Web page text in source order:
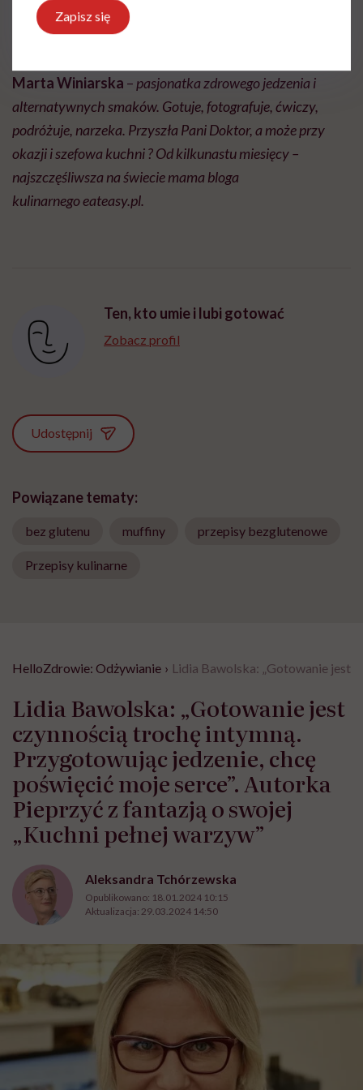
ciastem). Po upieczeniu posypujemy kakao lub cukrem
kokosowym.
Marta Winiarska – pasjonatka zdrowego jedzenia i
alternatywnych smaków. Gotuje, fotografuje, ćwiczy,
podróżuje, narzeka. Przyszła Pani Doktor, a może przy
okazji i szefowa kuchni ? Od kilkunastu miesięcy –
najszczęśliwsza na świecie mama bloga
kulinarnego eateasy.pl.
Ten, kto umie i lubi gotować
Zobacz profil
Udostępnij
Powiązane tematy:
bez glutenu muffiny przepisy bezglutenowe
Przepisy kulinarne
HelloZdrowie: Odżywianie › Lidia Bawolska: „Gotowanie jest
Lidia Bawolska: „Gotowanie jest
czynnością trochę intymną.
Przygotowując jedzenie, chcę
poświęcić moje serce”. Autorka
Pieprzyć z fantazją o swojej
„Kuchni pełnej warzyw”
Aleksandra Tchórzewska
Opublikowano: 18.01.2024 10:15
Aktualizacja: 29.03.2024 14:50
Zapisz się